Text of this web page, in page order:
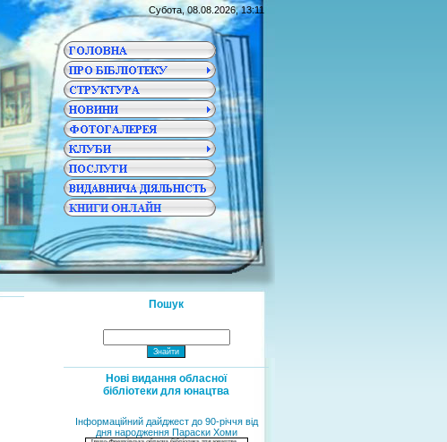
Субота, 08.08.2026, 13:11
Пошук
Нові видання обласної
бібліотеки для юнацтва
Інформаційний дайджест до 90-річчя від
дня народження Параски Хоми